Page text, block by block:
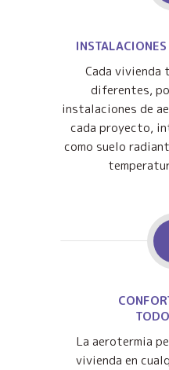
Cada vivienda
diferentes,
instalaciones de
cada proyecto,
como suelo
La aerotermia
vivienda en